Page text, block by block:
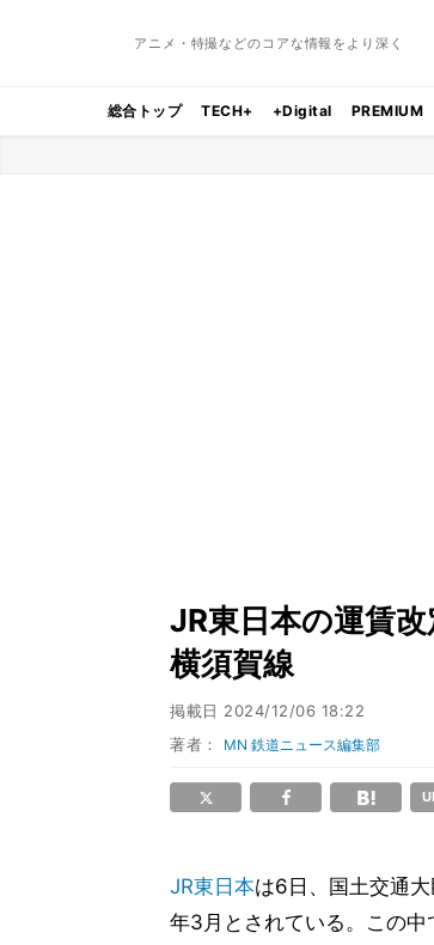
アニメ・特撮などのコアな情報をより深く
総合トップ TECH+ +Digital PREMIUM
JR東日本の運賃
横須賀線
掲載日 2024/12/06 18:22
著者： MN 鉄道ニュース編集部
JR東日本は6日、国土交通
年3月とされている。この